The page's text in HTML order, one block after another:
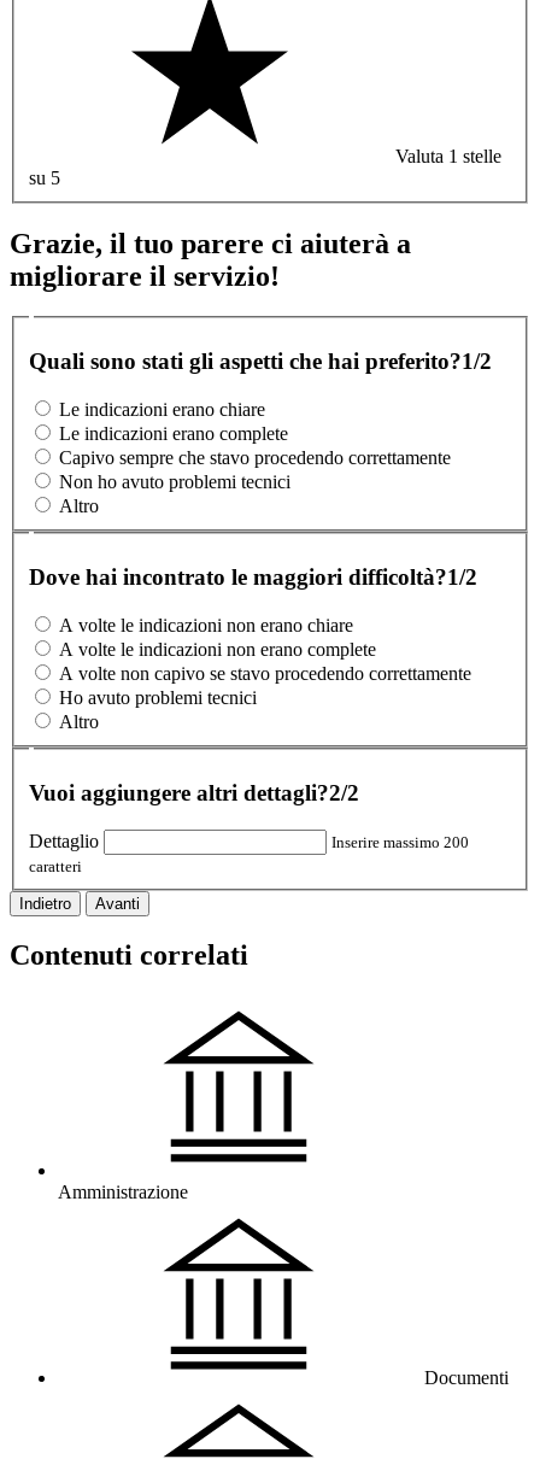
Valuta 1 stelle
su 5
Grazie, il tuo parere ci aiuterà a
migliorare il servizio!
Quali sono stati gli aspetti che hai preferito?1/2
Le indicazioni erano chiare
Le indicazioni erano complete
Capivo sempre che stavo procedendo correttamente
Non ho avuto problemi tecnici
Altro
Dove hai incontrato le maggiori difficoltà?1/2
A volte le indicazioni non erano chiare
A volte le indicazioni non erano complete
A volte non capivo se stavo procedendo correttamente
Ho avuto problemi tecnici
Altro
Vuoi aggiungere altri dettagli?2/2
Dettaglio
Inserire massimo 200
caratteri
Indietro Avanti
Contenuti correlati
Amministrazione
Documenti